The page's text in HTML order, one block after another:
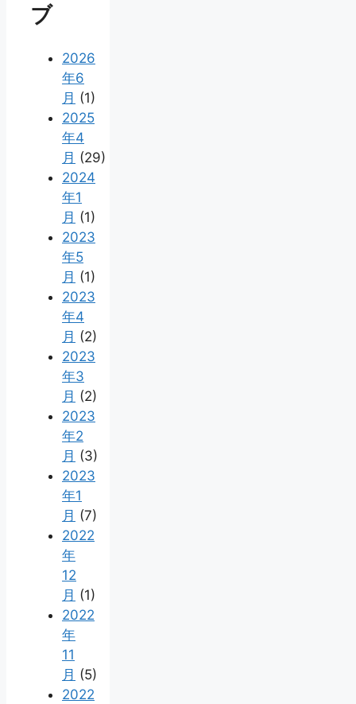
ブ
2026
年6
月 (1)
2025
年4
月 (29)
2024
年1
月 (1)
2023
年5
月 (1)
2023
年4
月 (2)
2023
年3
月 (2)
2023
年2
月 (3)
2023
年1
月 (7)
2022
年
12
月 (1)
2022
年
11
月 (5)
2022